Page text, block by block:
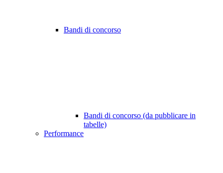
Bandi di concorso
Bandi di concorso (da pubblicare in
tabelle)
Performance